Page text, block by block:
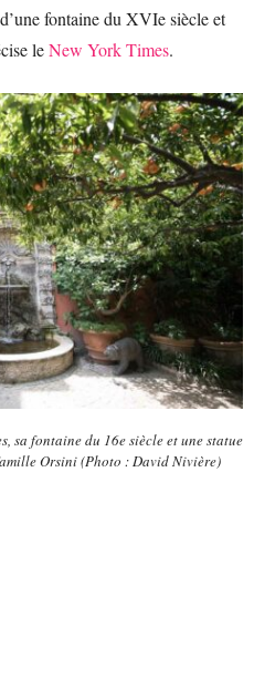
fontaine du XVIe siècle et
leNew York Times.
sa fontaine du 16e siècle et une statue
Orsini (Photo : David Nivière)